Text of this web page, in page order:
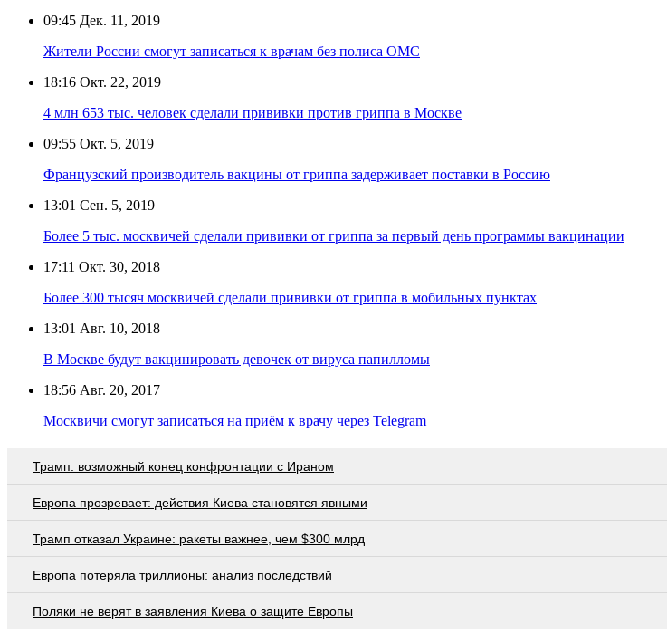
09:45 Дек. 11, 2019
Жители России смогут записаться к врачам без полиса ОМС
18:16 Окт. 22, 2019
4 млн 653 тыс. человек сделали прививки против гриппа в Москве
09:55 Окт. 5, 2019
Французский производитель вакцины от гриппа задерживает поставки в Россию
13:01 Сен. 5, 2019
Более 5 тыс. москвичей сделали прививки от гриппа за первый день программы вакцинации
17:11 Окт. 30, 2018
Более 300 тысяч москвичей сделали прививки от гриппа в мобильных пунктах
13:01 Авг. 10, 2018
В Москве будут вакцинировать девочек от вируса папилломы
18:56 Авг. 20, 2017
Москвичи смогут записаться на приём к врачу через Telegram
Трамп: возможный конец конфронтации с Ираном
Европа прозревает: действия Киева становятся явными
Трамп отказал Украине: ракеты важнее, чем $300 млрд
Европа потеряла триллионы: анализ последствий
Поляки не верят в заявления Киева о защите Европы